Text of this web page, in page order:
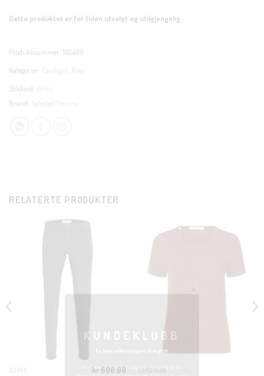
Dette produktet er for tiden utsolgt og utilgjengelig.
Produktnummer: 102409
Kategorier: Cardigan Klær
Stikkord: strikk
Brand: Selected Femme
RELATERTE PRODUKTER
BUKSE kr600.00 CARDIGAN
CLOSE
THIS
KUNDEKLUBB
Bli en del av Nora-familien i dag. Som medlem får du 10%